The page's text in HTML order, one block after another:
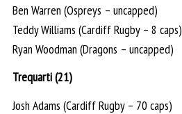
Ben Warren (Ospreys – uncapped)
Teddy Williams (Cardiff Rugby – 8 caps)
Ryan Woodman (Dragons – uncapped)
Trequarti (21)
Josh Adams (Cardiff Rugby – 70 caps)